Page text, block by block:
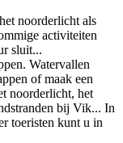
noorderlicht als
activiteiten
sluit...
Watervallen
of maak een
noorderlicht, het
bij Vik... In
toeristen kunt u in